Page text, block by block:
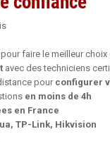
pour faire le meilleur
avec des techniciens
pour configurer
en moins de 4h
en France
TP-Link, Hikvision